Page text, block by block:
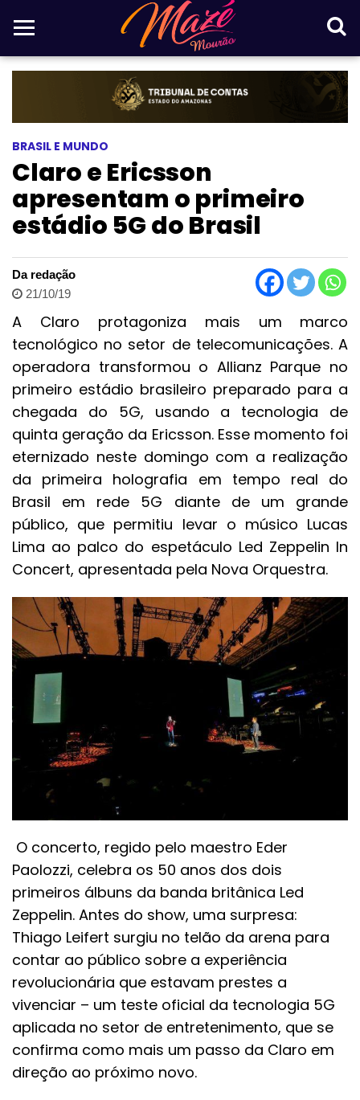
BRASIL E MUNDO
Claro e Ericsson
apresentam o primeiro
estádio 5G do Brasil
Da redação
21/10/19
A Claro protagoniza mais um
marco
tecnológico no setor de telecomunicações. A
operadora transformou o Allianz Parque no
primeiro estádio brasileiro preparado para a
chegada do 5G, usando a tecnologia de
quinta geração da Ericsson. Esse momento foi
eternizado neste domingo com a realização
da primeira holografia em tempo real do
Brasil em rede 5G diante de um grande
público, que permitiu levar o músico Lucas
Lima ao palco do espetáculo Led Zeppelin In
Concert, apresentada pela Nova Orquestra.
O concerto, regido pelo maestro Eder
Paolozzi, celebra os 50 anos dos dois
primeiros álbuns da banda britânica Led
Zeppelin. Antes do show, uma surpresa:
Thiago Leifert surgiu no telão da arena para
contar ao público sobre a experiência
revolucionária que estavam prestes a
vivenciar – um teste oficial da tecnologia 5G
aplicada no setor de entretenimento, que se
confirma como mais um passo da Claro em
direção ao próximo novo.